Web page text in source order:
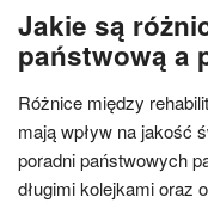
Jakie są
państwową a
Różnice między
mają wpływ na jakość
poradni państwowych
długimi kolejkami oraz